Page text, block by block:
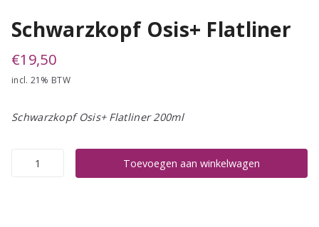
Schwarzkopf Osis+ Flatliner
€19,50
incl. 21% BTW
Schwarzkopf Osis+ Flatliner 200ml
Schwarzkopf
Toevoegen aan winkelwagen